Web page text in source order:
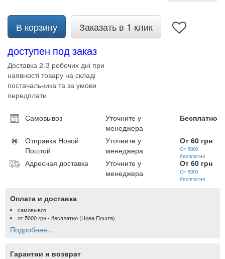
В корзину Заказать в 1 клик
доступен под заказ
Доставка 2-3 робочих дні при
наявності товару на складі
постачальника та за умови
передплати
Самовывоз
Уточните у
менеджера
Бесплатно
Отправка Новой
Поштой
Уточните у
менеджера
От 60 грн
От 5000
бесплатно
Адресная доставка
Уточните у
менеджера
От 60 грн
От 5000
бесплатно
Оплата и доставка
самовывоз
от5000 грн- бесплатно (Нова Пошта)
Подробнее...
Гарантии и возврат